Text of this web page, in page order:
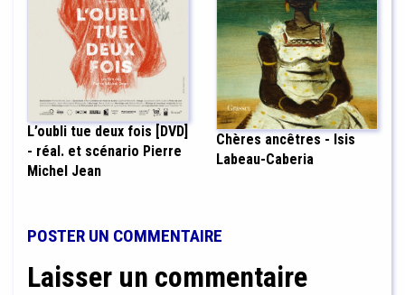
L’oubli tue deux fois [DVD]
- réal. et scénario Pierre
Michel Jean
Chères ancêtres - Isis
Labeau-Caberia
POSTER UN COMMENTAIRE
Laisser un commentaire